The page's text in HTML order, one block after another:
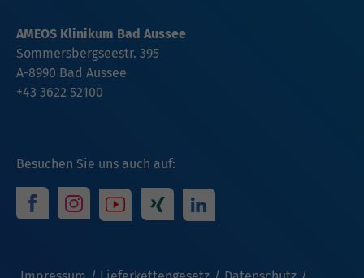
Besuchen Sie uns auch auf:
AMEOS Klinikum Bad Aussee
Sommersbergseestr. 395
A-8990 Bad Aussee
+43 3622 52100